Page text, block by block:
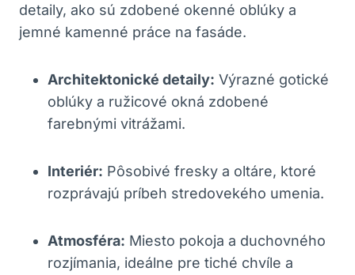
detaily, ako sú zdobené okenné oblúky a
jemné kamenné práce na fasáde.
Architektonické detaily: Výrazné gotické
oblúky a ružicové okná zdobené
farebnými vitrážami.
Interiér: Pôsobivé fresky a oltáre, ktoré
rozprávajú príbeh stredovekého umenia.
Atmosféra: Miesto pokoja a duchovného
rozjímania, ideálne pre tiché chvíle a